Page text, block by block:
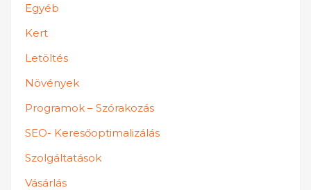
Egyéb
Kert
Letöltés
Növények
Programok – Szórakozás
SEO- Keresőoptimalizálás
Szolgáltatások
Vásárlás